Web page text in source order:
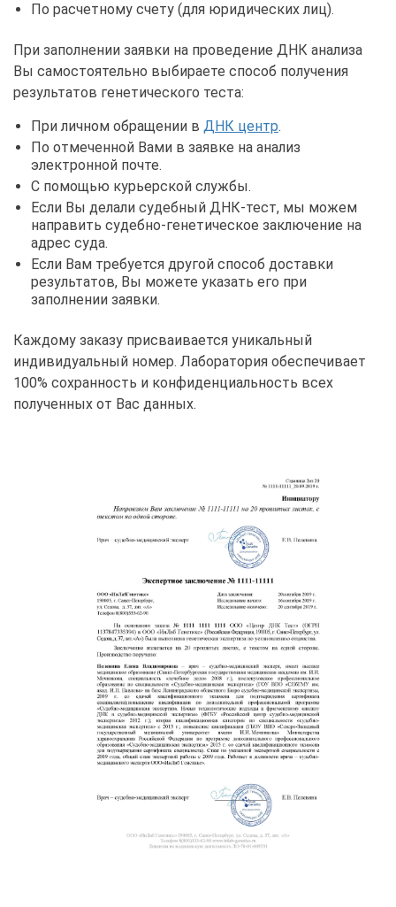
По расчетному счету (для юридических лиц).
При заполнении заявки на проведение ДНК анализа
Вы самостоятельно выбираете способ получения
результатов генетического теста:
При личном обращении в ДНК центр.
По отмеченной Вами в заявке на анализ
электронной почте.
С помощью курьерской службы.
Если Вы делали судебный ДНК-тест, мы можем
направить судебно-генетическое заключение на
адрес суда.
Если Вам требуется другой способ доставки
результатов, Вы можете указать его при
заполнении заявки.
Каждому заказу присваивается уникальный
индивидуальный номер. Лаборатория обеспечивает
100% сохранность и конфиденциальность всех
полученных от Вас данных.